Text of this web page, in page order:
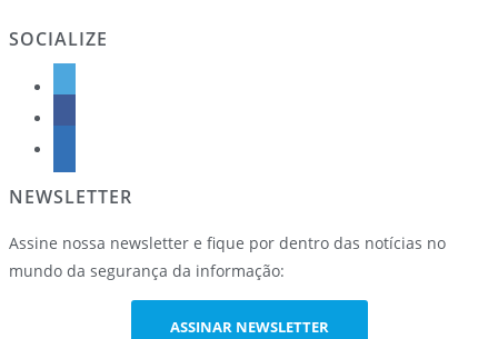
SOCIALIZE
NEWSLETTER
Assine nossa newsletter e fique por dentro das notícias no
mundo da segurança da informação:
ASSINAR NEWSLETTER